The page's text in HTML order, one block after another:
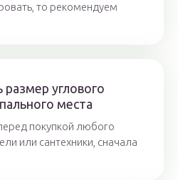
то рекомендуем
углового
места
покупкой любого
или сантехники, сначала